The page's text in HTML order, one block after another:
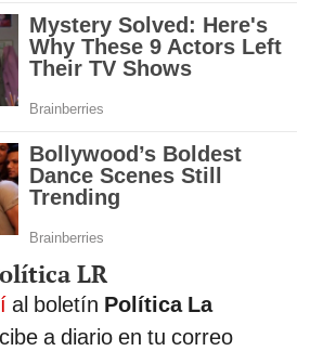
LR
al boletín Política La
a diario en tu correo